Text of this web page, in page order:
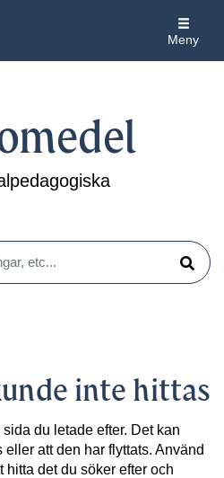
Meny
etc...
Sök
inte hittas
du letade efter. Det kan
att den har flyttats. Använd
hitta det du söker efter och